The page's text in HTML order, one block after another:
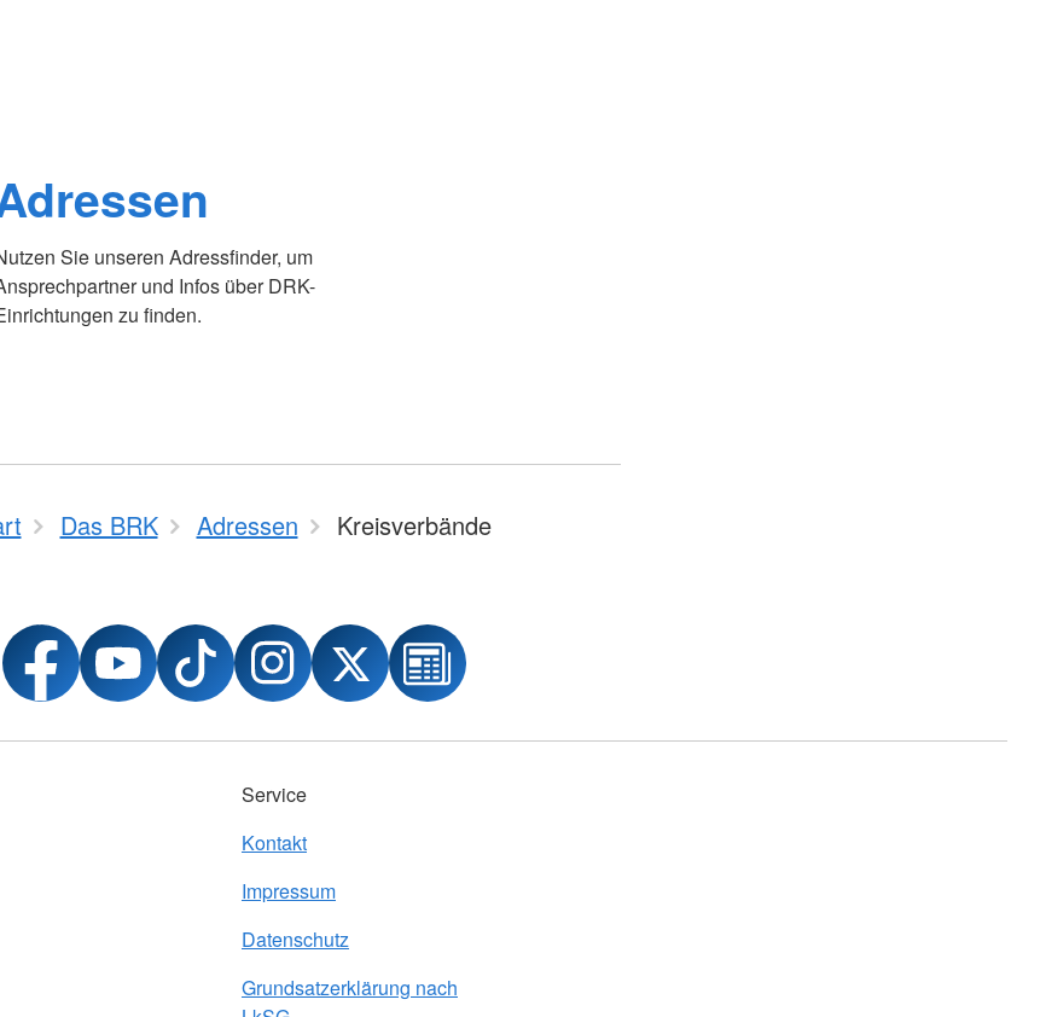
Sie unseren Adressfinder, um
und Infos über DRK-
zu finden.
Das BRK Adressen Kreisverbände
Service
Kontakt
Impressum
Datenschutz
Grundsatzerklärung nach